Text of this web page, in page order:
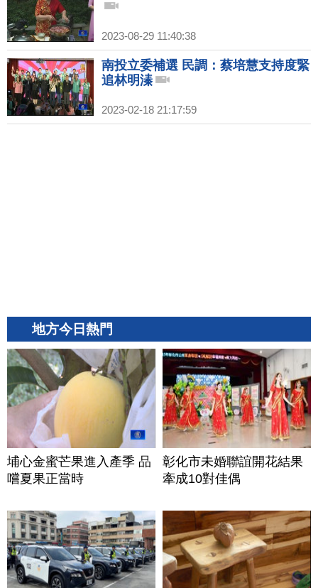
2023-08-29 11:40:38
南投立委補選 民調：蔡培慧支持度緊
追林明溱
2023-02-18 21:17:59
地方今日熱門
埔心金蜜芒果進入產季 品
嚐夏果正當時
彰化市未婚聯誼開花結果
牽成10對佳偶